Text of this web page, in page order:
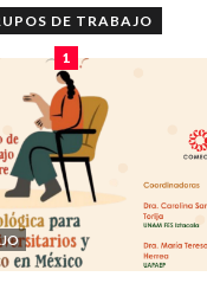
DE TRABAJO
1